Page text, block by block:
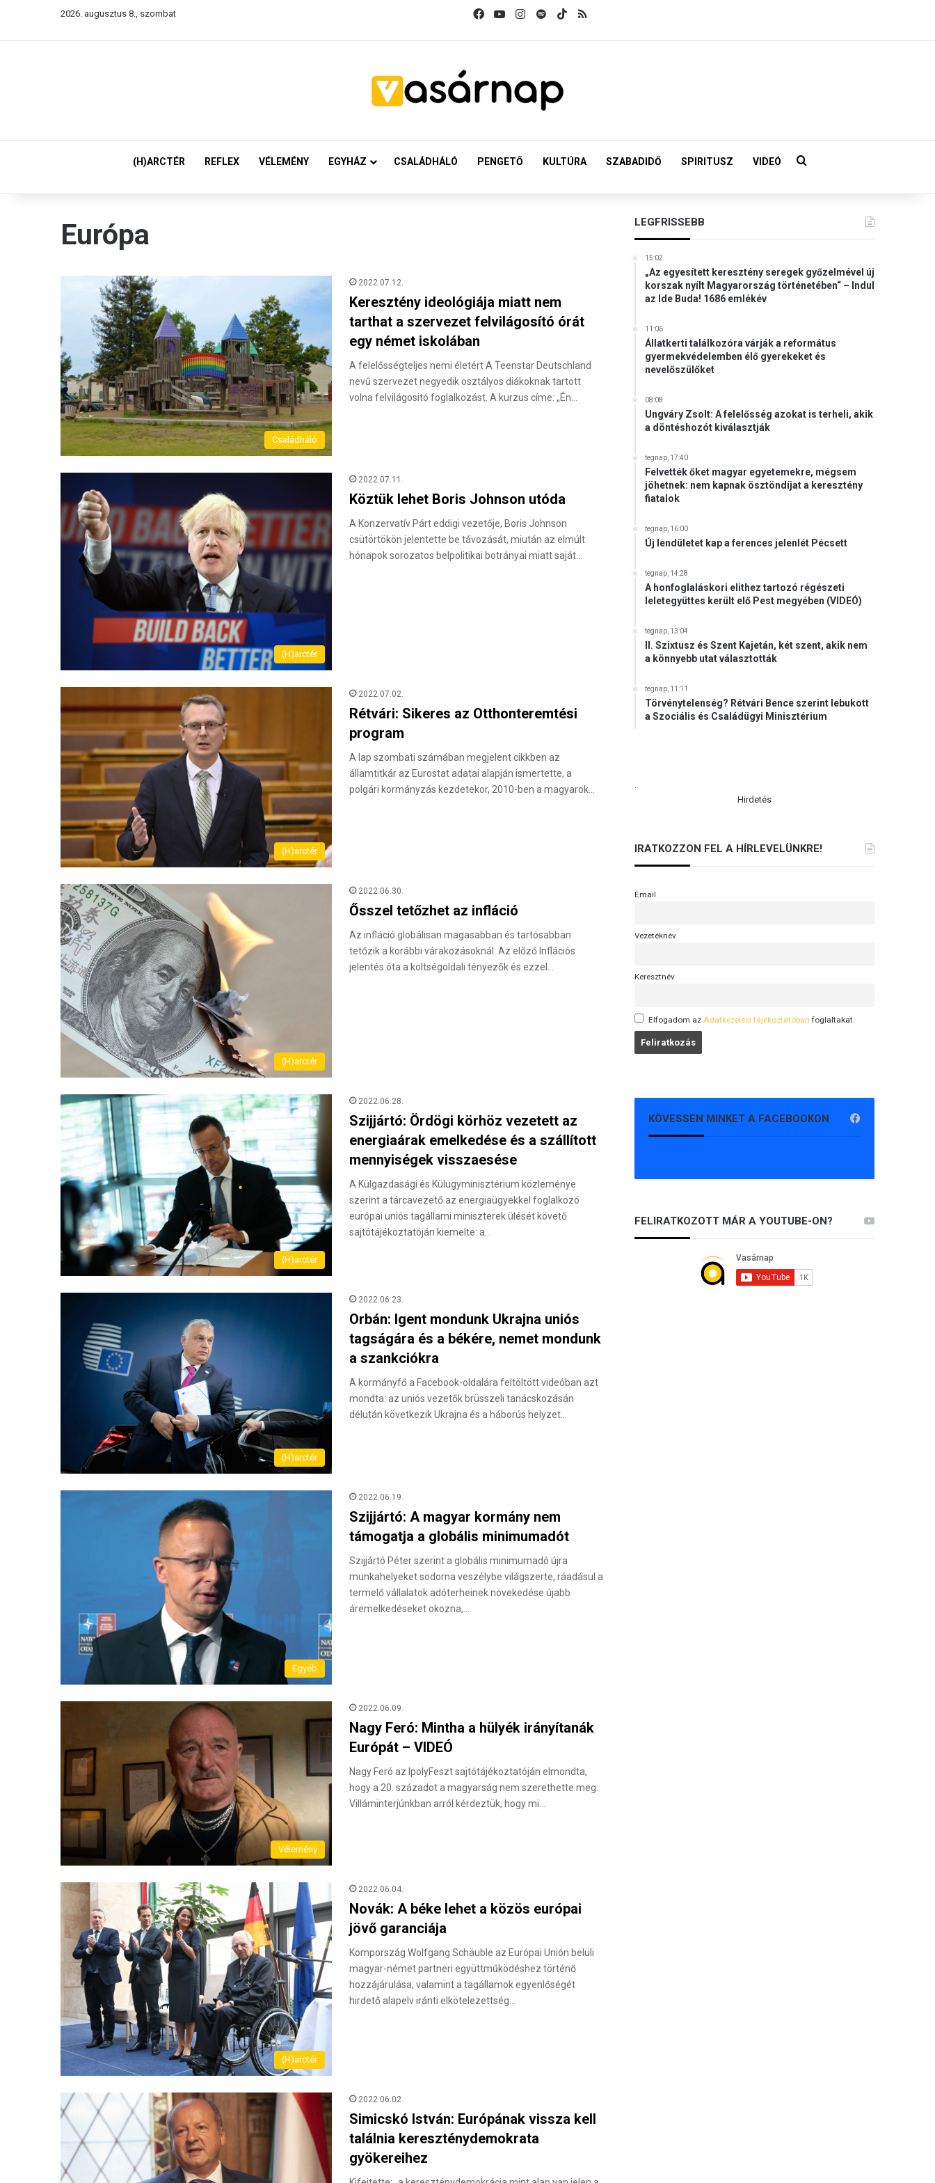
2026. augusztus 8., szombat FacebookYouTubeInstagram
SpotifyTikTok
(H)ARCTÉR REFLEX VÉLEMÉNY EGYHÁZ CSALÁDHÁLÓ PENGETŐ KULTÚRA SZABADIDŐ SPIRITUSZ VIDEÓ Keresés:
Európa
Családháló
2022.07.12.
Keresztény ideológiája miatt nem
tarthat a szervezet felvilágosító órát
egy német iskolában
A felelősségteljes nemi életért A Teenstar Deutschland
nevű szervezet negyedik osztályos diákoknak tartott
volna felvilágositó foglalkozást. A kurzus címe: „Én…
(H)arctér
2022.07.11.
Köztük lehet Boris Johnson utóda
A Konzervatív Párt eddigi vezetője, Boris Johnson
csütörtökön jelentette be távozását, miután az elmúlt
hónapok sorozatos belpolitikai botrányai miatt saját…
(H)arctér
2022.07.02.
Rétvári: Sikeres az Otthonteremtési
program
A lap szombati számában megjelent cikkben az
államtitkár az Eurostat adatai alapján ismertette, a
polgári kormányzás kezdetekor, 2010-ben a magyarok…
(H)arctér
2022.06.30.
Ősszel tetőzhet az infláció
Az infláció globálisan magasabban és tartósabban
tetőzik a korábbi várakozásoknál. Az előző Inflációs
jelentés óta a költségoldali tényezők és ezzel…
(H)arctér
2022.06.28.
Szijjártó: Ördögi körhöz vezetett az
energiaárak emelkedése és a szállított
mennyiségek visszaesése
A Külgazdasági és Külügyminisztérium közleménye
szerint a tárcavezető az energiaügyekkel foglalkozó
európai uniós tagállami miniszterek ülését követő
sajtótájékoztatóján kiemelte: a…
(H)arctér
2022.06.23.
Orbán: Igent mondunk Ukrajna uniós
tagságára és a békére, nemet mondunk
a szankciókra
A kormányfő a Facebook-oldalára feltöltött videóban azt
mondta: az uniós vezetők brüsszeli tanácskozásán
délután következik Ukrajna és a háborús helyzet…
Egyéb
2022.06.19.
Szijjártó: A magyar kormány nem
támogatja a globális minimumadót
Szijjártó Péter szerint a globális minimumadó újra
munkahelyeket sodorna veszélybe világszerte, ráadásul a
termelő vállalatok adóterheinek növekedése újabb
áremelkedéseket okozna,…
Vélemény
2022.06.09.
Nagy Feró: Mintha a hülyék irányítanák
Európát – VIDEÓ
Nagy Feró az IpolyFeszt sajtótájékoztatóján elmondta,
hogy a 20. századot a magyarság nem szerethette meg.
Villáminterjúnkban arról kérdeztük, hogy mi…
(H)arctér
2022.06.04.
Novák: A béke lehet a közös európai
jövő garanciája
Kompország Wolfgang Schäuble az Európai Unión belüli
magyar-német partneri együttműködéshez történő
hozzájárulása, valamint a tagállamok egyenlőségét
hirdető alapelv iránti elkötelezettség…
2022.06.02.
Simicskó István: Európának vissza kell
találnia kereszténydemokrata
gyökereihez
LEGFRISSEBB
15:02
„Az egyesített keresztény seregek győzelmével új
korszak nyílt Magyarország történetében“ – Indul
az Ide Buda! 1686 emlékév
11:06
Állatkerti találkozóra várják a református
gyermekvédelemben élő gyerekeket és
nevelőszülőket
08:08
Ungváry Zsolt: A felelősség azokat is terheli, akik
a döntéshozót kiválasztják
tegnap, 17:40
Felvették őket magyar egyetemekre, mégsem
jöhetnek: nem kapnak ösztöndíjat a keresztény
fiatalok
tegnap, 16:00
Új lendületet kap a ferences jelenlét Pécsett
tegnap, 14:28
A honfoglaláskori elithez tartozó régészeti
leletegyüttes került elő Pest megyében (VIDEÓ)
tegnap, 13:04
II. Szixtusz és Szent Kajetán, két szent, akik nem
a könnyebb utat választották
tegnap, 11:11
Törvénytelenség? Rétvári Bence szerint lebukott
a Szociális és Családügyi Minisztérium
.
Hirdetés
IRATKOZZON FEL A HÍRLEVELÜNKRE!
Email
Vezetéknév
Keresztnév
Elfogadom az Adatkezelési tájékoztatóban foglaltakat.
KÖVESSEN MINKET A FACEBOOKON
FELIRATKOZOTT MÁR A YOUTUBE-ON?